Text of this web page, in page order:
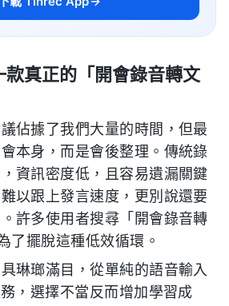
真正的「開會錄音轉文
佔據了我們大量的時間，但最
本身，而是會後整理。傳統錄
資訊密度低，且容易遺漏關鍵
以跟上發言速度，更別說還要
許多使用者搜尋「開會錄音轉
了擺脫這種低效循環。
琳瑯滿目，從單純的語音輸入
，選擇不當反而增加學習成